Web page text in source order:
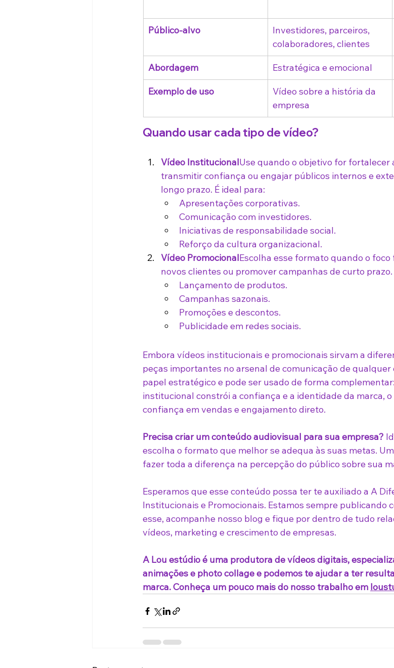
Público-alvo
Investidores, parceiros,
colaboradores, clientes
Abordagem Estratégica e emocional
Exemplo de uso
Vídeo sobre a história da
empresa
Quando usar cada tipo de vídeo?
Vídeo InstitucionalUse quando o objetivo for fortalecer
transmitir confiança ou engajar públicos internos e
longo prazo. É ideal para:
Apresentações corporativas.
Comunicação com investidores.
Iniciativas de responsabilidade social.
Reforço da cultura organizacional.
Vídeo PromocionalEscolha esse formato quando o
novos clientes ou promover campanhas de curto prazo.
Lançamento de produtos.
Campanhas sazonais.
Promoções e descontos.
Publicidade em redes sociais.
Embora vídeos institucionais e promocionais sirvam a
peças importantes no arsenal de comunicação de qualquer
papel estratégico e pode ser usado de forma
institucional constrói a confiança e a identidade da marca,
confiança em vendas e engajamento direto.
Precisa criar um conteúdo audiovisual para sua empresa?
escolha o formato que melhor se adequa às suas metas.
fazer toda a diferença na percepção do público sobre sua
Esperamos que esse conteúdo possa ter te auxiliado a A
Institucionais e Promocionais. Estamos sempre publicando
esse, acompanhe nosso blog e fique por dentro de tudo
vídeos, marketing e crescimento de empresas.
A Lou estúdio é uma produtora de vídeos digitais,
animações e photo collage e podemos te ajudar a ter
marca. Conheça um pouco mais do nosso trabalho em